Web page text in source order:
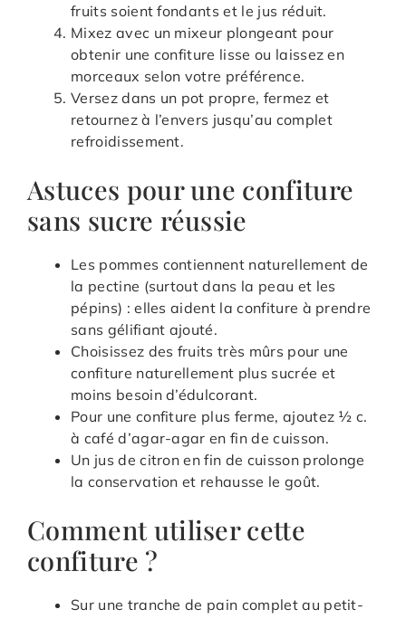
fruits soient fondants et le jus réduit.
Mixez avec un mixeur plongeant pour
obtenir une confiture lisse ou laissez en
morceaux selon votre préférence.
Versez dans un pot propre, fermez et
retournez à l’envers jusqu’au complet
refroidissement.
Astuces pour une confiture
sans sucre réussie
Les pommes contiennent naturellement de
la pectine (surtout dans la peau et les
pépins) : elles aident la confiture à prendre
sans gélifiant ajouté.
Choisissez des fruits très mûrs pour une
confiture naturellement plus sucrée et
moins besoin d’édulcorant.
Pour une confiture plus ferme, ajoutez ½ c.
à café d’agar-agar en fin de cuisson.
Un jus de citron en fin de cuisson prolonge
la conservation et rehausse le goût.
Comment utiliser cette
confiture ?
Sur une tranche de pain complet au petit-